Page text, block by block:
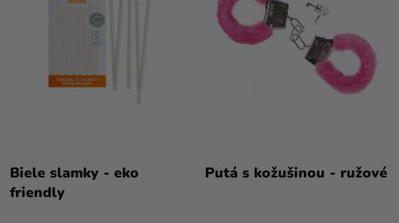
Biele slamky - eko
friendly
Putá s kožušinou - ružové